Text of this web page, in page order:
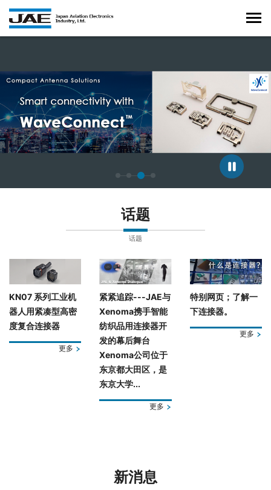
话题
话题
KN07 系列工业机
器人用紧凑型高密
度复合连接器
更多
紧紧追踪---JAE与
Xenoma携手智能
纺织品用连接器开
发的幕后舞台
Xenoma公司位于
东京都大田区，是
东京大学...
更多
特别网页；了解一
下连接器。
更多
新消息